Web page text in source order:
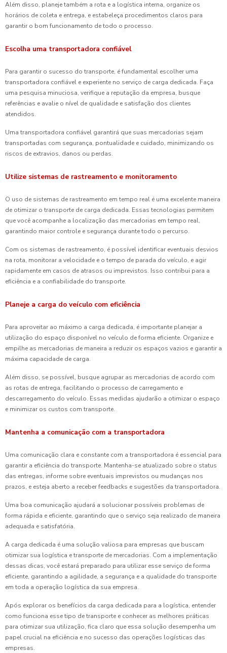
Além disso, planeje também a rota e a logística interna, organize os
horários de coleta e entrega, e estabeleça procedimentos claros para
garantir o bom funcionamento de todo o processo.
Escolha uma transportadora confiável
Para garantir o sucesso do transporte, é fundamental escolher uma
transportadora confiável e experiente no serviço de carga dedicada. Faça
uma pesquisa minuciosa, verifique a reputação da empresa, busque
referências e avalie o nível de qualidade e satisfação dos clientes
atendidos.
Uma transportadora confiável garantirá que suas mercadorias sejam
transportadas com segurança, pontualidade e cuidado, minimizando os
riscos de extravios, danos ou perdas.
Utilize sistemas de rastreamento e monitoramento
O uso de sistemas de rastreamento em tempo real é uma excelente maneira
de otimizar o transporte de carga dedicada. Essas tecnologias permitem
que você acompanhe a localização das mercadorias em tempo real,
garantindo maior controle e segurança durante todo o percurso.
Com os sistemas de rastreamento, é possível identificar eventuais desvios
na rota, monitorar a velocidade e o tempo de parada do veículo, e agir
rapidamente em casos de atrasos ou imprevistos. Isso contribui para a
eficiência e a confiabilidade do transporte.
Planeje a carga do veículo com eficiência
Para aproveitar ao máximo a carga dedicada, é importante planejar a
utilização do espaço disponível no veículo de forma eficiente. Organize e
empilhe as mercadorias de maneira a reduzir os espaços vazios e garantir a
máxima capacidade de carga.
Além disso, se possível, busque agrupar as mercadorias de acordo com
as rotas de entrega, facilitando o processo de carregamento e
descarregamento do veículo. Essas medidas ajudarão a otimizar o espaço
e minimizar os custos com transporte.
Mantenha a comunicação com a transportadora
Uma comunicação clara e constante com a transportadora é essencial para
garantir a eficiência do transporte. Mantenha-se atualizado sobre o status
das entregas, informe sobre eventuais imprevistos ou mudanças nos
prazos, e esteja aberto a receber feedbacks e sugestões da transportadora.
Uma boa comunicação ajudará a solucionar possíveis problemas de
forma rápida e eficiente, garantindo que o serviço seja realizado de maneira
adequada e satisfatória.
A carga dedicada é uma solução valiosa para empresas que buscam
otimizar sua logística e transporte de mercadorias. Com a implementação
dessas dicas, você estará preparado para utilizar esse serviço de forma
eficiente, garantindo a agilidade, a segurança e a qualidade do transporte
em toda a operação logística da sua empresa.
Após explorar os benefícios da carga dedicada para a logística, entender
como funciona esse tipo de transporte e conhecer as melhores práticas
para otimizar sua utilização, fica claro que essa solução desempenha um
papel crucial na eficiência e no sucesso das operações logísticas das
empresas.